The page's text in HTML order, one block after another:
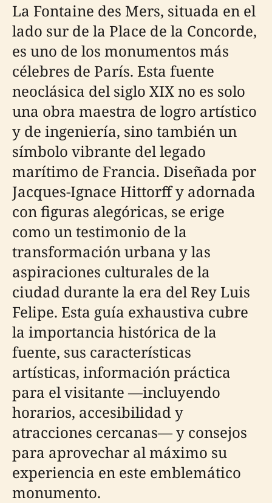
La Fontaine des Mers, situada en el
lado sur de la Place de la Concorde,
es uno de los monumentos más
célebres de París. Esta fuente
neoclásica del siglo XIX no es solo
una obra maestra de logro artístico
y de ingeniería, sino también un
símbolo vibrante del legado
marítimo de Francia. Diseñada por
Jacques-Ignace Hittorff y adornada
con figuras alegóricas, se erige
como un testimonio de la
transformación urbana y las
aspiraciones culturales de la
ciudad durante la era del Rey Luis
Felipe. Esta guía exhaustiva cubre
la importancia histórica de la
fuente, sus características
artísticas, información práctica
para el visitante —incluyendo
horarios, accesibilidad y
atracciones cercanas— y consejos
para aprovechar al máximo su
experiencia en este emblemático
monumento.